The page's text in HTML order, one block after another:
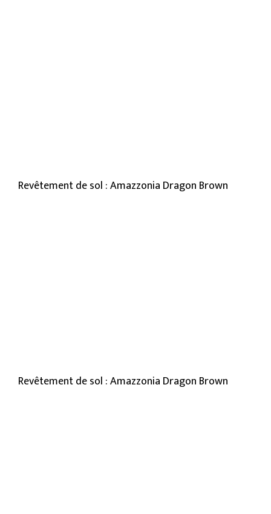
Revêtement de sol : Amazzonia Dragon Brown
Revêtement de sol : Amazzonia Dragon Brown